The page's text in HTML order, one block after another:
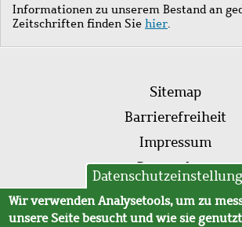
Informationen zu unserem Bestand an
Zeitschriften finden Sie hier.
Fußleistenmenü
Sitemap
Barrierefreiheit
Impressum
Datenschutz
AVB
Wir verwenden Analysetools, um zu
unsere Seite besucht und wie sie